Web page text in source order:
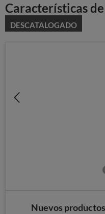
Características
DESCATALOGADO
Nuevos